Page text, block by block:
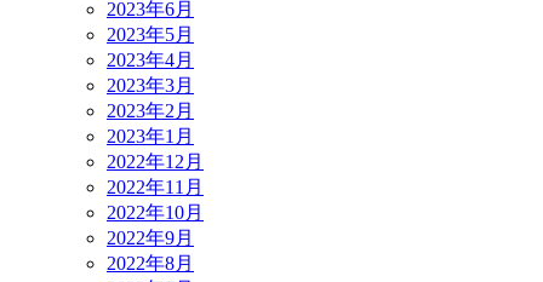
2023年6月
2023年5月
2023年4月
2023年3月
2023年2月
2023年1月
2022年12月
2022年11月
2022年10月
2022年9月
2022年8月